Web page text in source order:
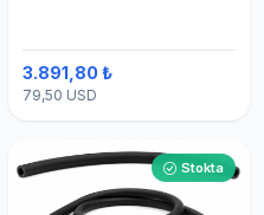
3.891,80 ₺
79,50 USD
Stokta